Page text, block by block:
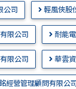
公司 輕風俠股
限公司 耐能電
限公司 華雲
經營管理顧問有限公司